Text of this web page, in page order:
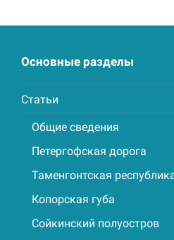
Основные разделы
Статьи
Общие сведения
Петергофская дорога
Таменгонтская
Копорская губа
Сойкинский полуостров